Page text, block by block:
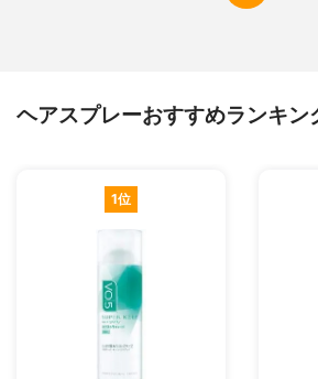
ヘアスプレーおすすめランキン
1位